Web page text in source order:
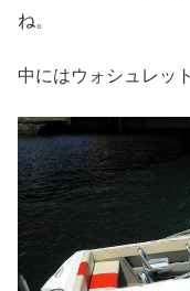
ね。
中にはウォシュレッ